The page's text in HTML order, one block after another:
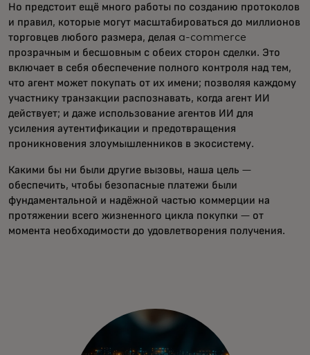
Но предстоит ещё много работы по созданию протоколов
и правил, которые могут масштабироваться до миллионов
торговцев любого размера, делая a-commerce
прозрачным и бесшовным с обеих сторон сделки. Это
включает в себя обеспечение полного контроля над тем,
что агент может покупать от их имени; позволяя каждому
участнику транзакции распознавать, когда агент ИИ
действует; и даже использование агентов ИИ для
усиления аутентификации и предотвращения
проникновения злоумышленников в экосистему.
Какими бы ни были другие вызовы, наша цель —
обеспечить, чтобы безопасные платежи были
фундаментальной и надёжной частью коммерции на
протяжении всего жизненного цикла покупки — от
момента необходимости до удовлетворения получения.